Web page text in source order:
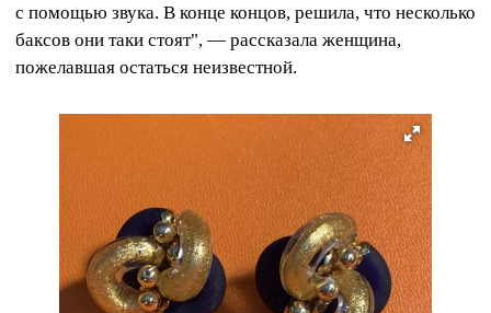
с помощью звука. В конце концов, решила, что несколько
баксов они таки стоят", — рассказала женщина,
пожелавшая остаться неизвестной.